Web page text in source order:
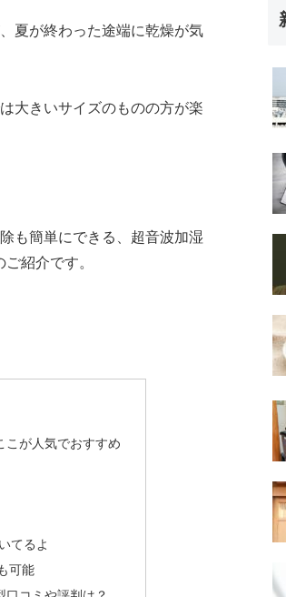
夏が終わった途端に乾燥が気
大きいサイズのものの方が楽
も簡単にできる、超音波加湿
紹介です。
こが人気でおすすめ
てるよ
可能